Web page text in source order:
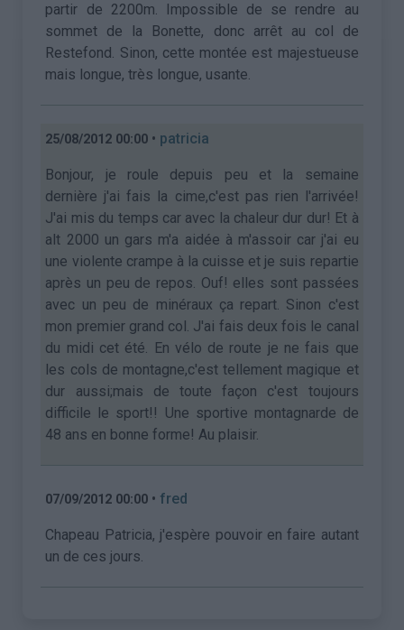
partir de 2200m. Impossible de se rendre au
sommet de la Bonette, donc arrêt au col de
Restefond. Sinon, cette montée est majestueuse
mais longue, très longue, usante.
25/08/2012 00:00 • patricia
Bonjour, je roule depuis peu et la semaine
dernière j'ai fais la cime,c'est pas rien l'arrivée!
J'ai mis du temps car avec la chaleur dur dur! Et à
alt 2000 un gars m'a aidée à m'assoir car j'ai eu
une violente crampe à la cuisse et je suis repartie
après un peu de repos. Ouf! elles sont passées
avec un peu de minéraux ça repart. Sinon c'est
mon premier grand col. J'ai fais deux fois le canal
du midi cet été. En vélo de route je ne fais que
les cols de montagne,c'est tellement magique et
dur aussi;mais de toute façon c'est toujours
difficile le sport!! Une sportive montagnarde de
48 ans en bonne forme! Au plaisir.
07/09/2012 00:00 • fred
Chapeau Patricia, j'espère pouvoir en faire autant
un de ces jours.